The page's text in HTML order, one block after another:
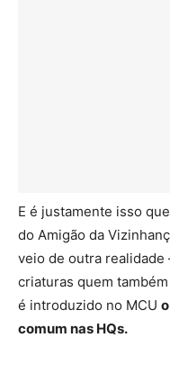
E é justamente isso
do Amigão da
veio de outra realidade
criaturas quem
é introduzido no MCU
comum nas HQs.